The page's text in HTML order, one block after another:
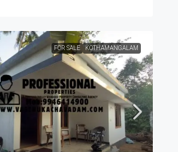
FOR SALE KOTHAMANGALAM